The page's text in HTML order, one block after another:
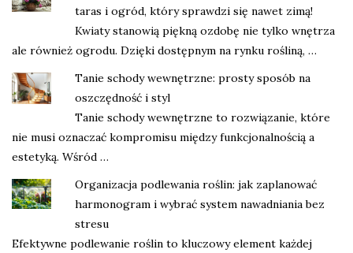
taras i ogród, który sprawdzi się nawet zimą!
Kwiaty stanowią piękną ozdobę nie tylko wnętrza
ale również ogrodu. Dzięki dostępnym na rynku rośliną, …
Tanie schody wewnętrzne: prosty sposób na
oszczędność i styl
Tanie schody wewnętrzne to rozwiązanie, które
nie musi oznaczać kompromisu między funkcjonalnością a
estetyką. Wśród …
Organizacja podlewania roślin: jak zaplanować
harmonogram i wybrać system nawadniania bez
stresu
Efektywne podlewanie roślin to kluczowy element każdej